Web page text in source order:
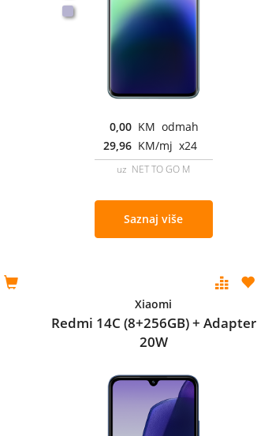
0,00 KM odmah
29,96 KM/mj x24
uz NET TO GO M
Saznaj više
Xiaomi
Redmi 14C (8+256GB) + Adapter
20W